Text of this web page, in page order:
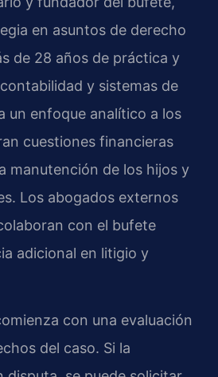
en asuntos de derecho
de 28 años de práctica y
y sistemas de
un enfoque analítico a los
cuestiones financieras
manutención de los hijos y
Los abogados externos
con el bufete
adicional en litigio y
con una evaluación
del caso. Si la